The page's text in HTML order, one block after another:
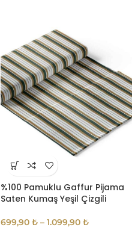
%100 Pamuklu Gaffur Pijama
Saten Kumaş Yeşil Çizgili
699,90 ₺ – 1.099,90 ₺